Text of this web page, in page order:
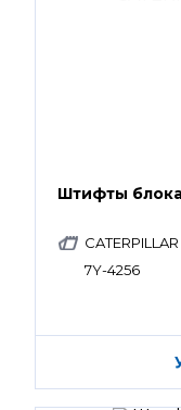
Штифты
CATERPILLAR
7Y-4256